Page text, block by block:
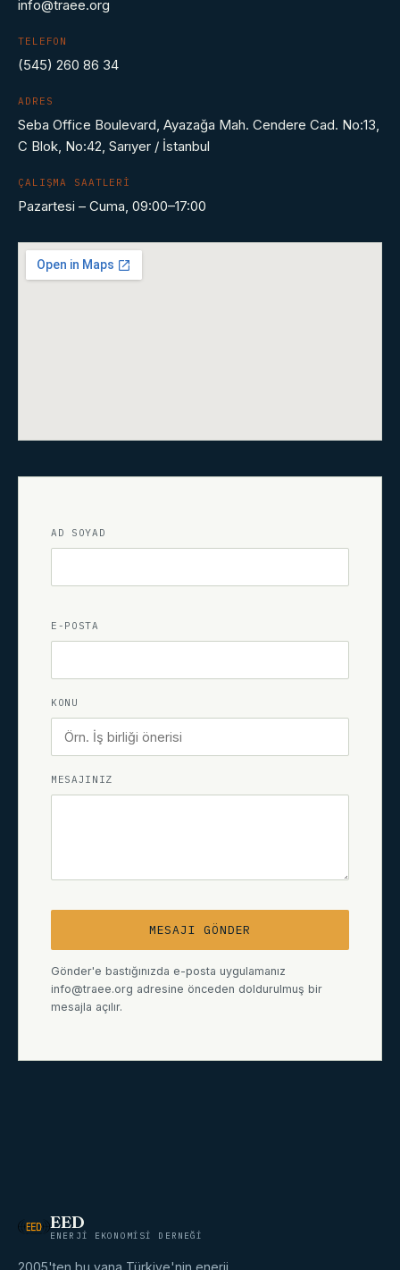
info@traee.org
TELEFON
(545) 260 86 34
ADRES
Seba Office Boulevard, Ayazağa Mah. Cendere Cad. No:13,
C Blok, No:42, Sarıyer / İstanbul
ÇALIŞMA SAATLERI
Pazartesi – Cuma, 09:00–17:00
AD SOYAD
E-POSTA
KONU
MESAJINIZ
MESAJI GÖNDER
Gönder'e bastığınızda e-posta uygulamanız
info@traee.org adresine önceden doldurulmuş bir
mesajla açılır.
EED
ENERJI EKONOMISI DERNEĞI
2005'ten bu yana Türkiye'nin enerji